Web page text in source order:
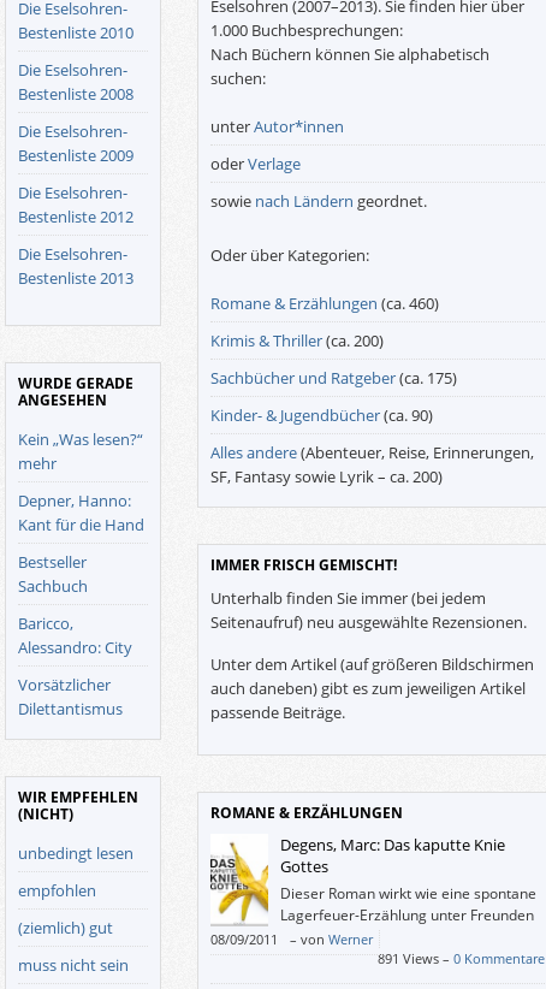
Die Eselsohren-
Bestenliste 2010
Die Eselsohren-
Bestenliste 2008
Die Eselsohren-
Bestenliste 2009
Die Eselsohren-
Bestenliste 2012
Die Eselsohren-
Bestenliste 2013
WURDE GERADE
ANGESEHEN
Kein „Was lesen?“
mehr
Depner, Hanno:
Kant für die Hand
Bestseller
Sachbuch
Baricco,
Alessandro: City
Vorsätzlicher
Dilettantismus
WIR EMPFEHLEN
(NICHT)
unbedingt lesen
empfohlen
(ziemlich) gut
muss nicht sein
Eselsohren (2007–2013). Sie finden hier über
1.000 Buchbesprechungen:
Nach Büchern können Sie alphabetisch
suchen:
unterAutor*innen
oderVerlage
sowie nach Ländern geordnet.
Oder über Kategorien:
Romane & Erzählungen (ca. 460)
Krimis & Thriller(ca. 200)
Sachbücher und Ratgeber(ca. 175)
Kinder- & Jugendbücher(ca. 90)
Alles andere(Abenteuer, Reise, Erinnerungen,
SF, Fantasy sowie Lyrik – ca. 200)
IMMER FRISCH GEMISCHT!
Unterhalb finden Sie immer (bei jedem
Seitenaufruf) neu ausgewählte Rezensionen.
Unter dem Artikel (auf größeren Bildschirmen
auch daneben) gibt es zum jeweiligen Artikel
passende Beiträge.
ROMANE & ERZÄHLUNGEN
Degens, Marc: Das kaputte Knie
Gottes
Dieser Roman wirkt wie eine spontane
Lagerfeuer-Erzählung unter Freunden
und ist eher langweilig.
08/09/2011 – von Werner
891 Views – 0 Kommentare